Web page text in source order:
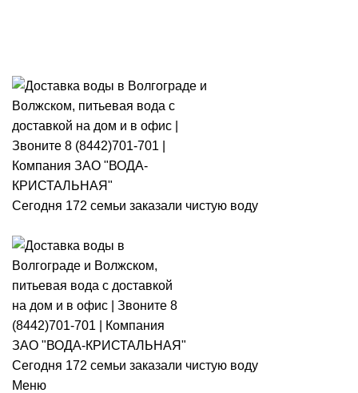
Сегодня 172 семьи заказали чистую воду
Сегодня 172 семьи заказали чистую воду
Меню